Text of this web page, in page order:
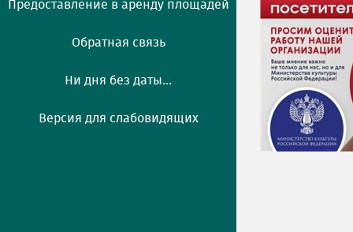
Предоставление в аренду площадей
Обратная связь
Ни дня без даты...
Версия для слабовидящих